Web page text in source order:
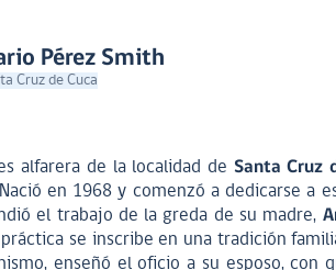
Pérez Smith
Cruz de Cuca
alfarera de la localidad de Santa Cruz
en 1968 y comenzó a dedicarse a
el trabajo de la greda de su madre,
se inscribe en una tradición
enseñó el oficio a su esposo, con